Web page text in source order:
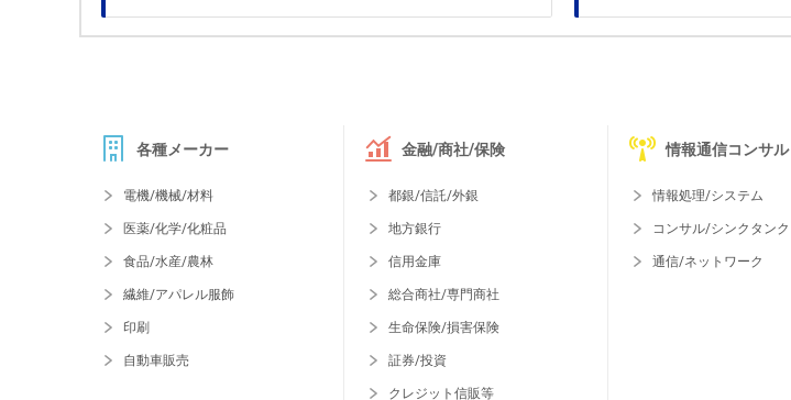
各種メーカー
電機/機械/材料
医薬/化学/化粧品
食品/水産/農林
繊維/アパレル服飾
印刷
自動車販売
金融/商社/保険
都銀/信託/外銀
地方銀行
信用金庫
総合商社/専門商社
生命保険/損害保険
証券/投資
クレジット信販等
情報通信コンサル
情報処理/システム
コンサル/シンクタンク
通信/ネットワーク